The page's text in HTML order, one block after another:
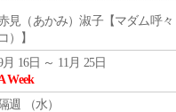
見（あかみ）淑子【マダム呼々
コ）】
月 16日 ～ 11月 25日
Week
隔週 （水）